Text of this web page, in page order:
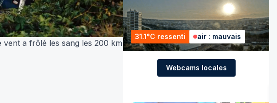
vent a frôlé les sang les 200 km
31.1°C ressenti air : mauvais
Webcams locales